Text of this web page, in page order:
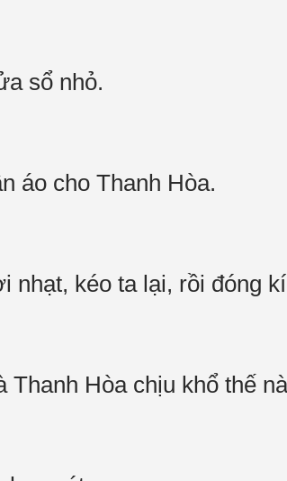
sổ nhỏ.
áo cho Thanh Hòa.
nhạt, kéo ta lại, rồi đóng
Thanh Hòa chịu khổ thế